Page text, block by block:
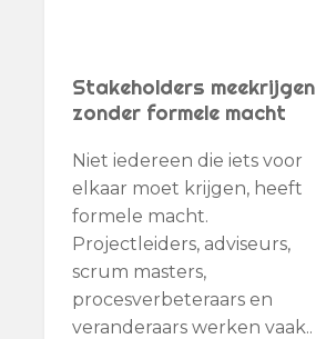
Stakeholders meekrijgen
zonder formele macht
Niet iedereen die iets voor
elkaar moet krijgen, heeft
formele macht.
Projectleiders, adviseurs,
scrum masters,
procesverbeteraars en
veranderaars werken vaak..